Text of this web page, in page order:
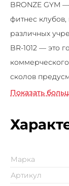
BRONZE GYM
фитнес
различных
BR-1012 — это
сколов
напыление.
мм.
скамьи из
всего
Показать
Марка
Артикул